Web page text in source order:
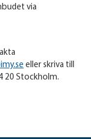
via
eller skriva till
20 Stockholm.